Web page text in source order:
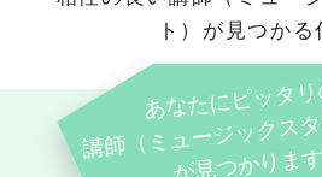
ト）が見つかる